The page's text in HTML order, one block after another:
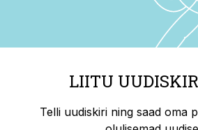
LIITU
Telli uudiskiri ning saad oma